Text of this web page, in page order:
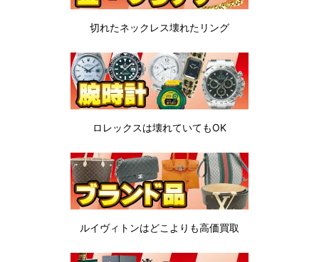
切れたネックレス壊れたリング
ロレックスは壊れていてもOK
ルイヴィトンはどこよりも高価買取